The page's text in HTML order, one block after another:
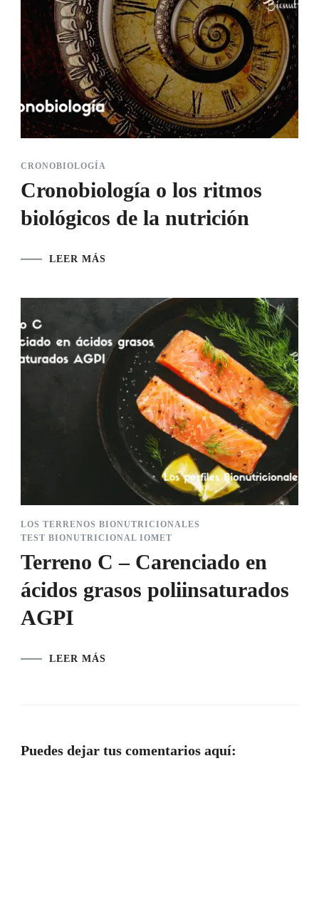
CRONOBIOLOGÍA
Cronobiología o los ritmos
biológicos de la nutrición
LEER MÁS
LOS TERRENOS BIONUTRICIONALES
TEST BIONUTRICIONAL IOMET
Terreno C – Carenciado en
ácidos grasos poliinsaturados
AGPI
LEER MÁS
Puedes dejar tus comentarios aquí: